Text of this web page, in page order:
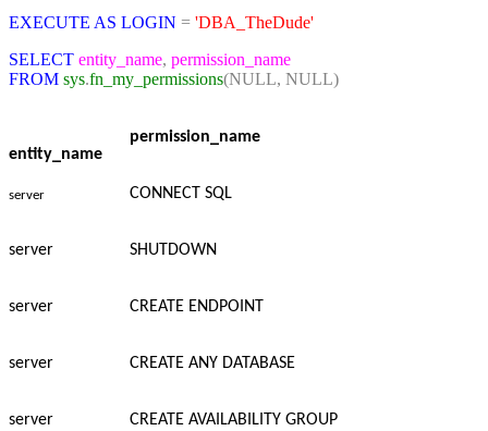
EXECUTE AS LOGIN = 'DBA_TheDude'
SELECT entity_name, permission_name
FROM sys.fn_my_permissions(NULL, NULL)
entity_name
permission_name
server CONNECT SQL
server SHUTDOWN
server CREATE ENDPOINT
server CREATE ANY DATABASE
server CREATE AVAILABILITY GROUP